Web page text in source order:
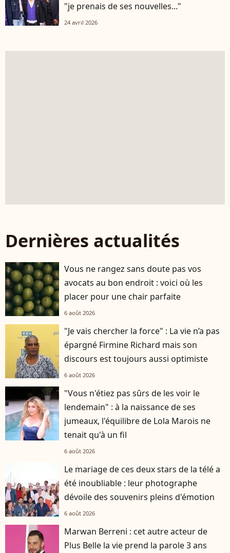
"je prenais de ses nouvelles..."
24 avril 2026
Dernières actualités
Vous ne rangez sans doute pas vos
avocats au bon endroit : voici où les
placer pour une chair parfaite
6 août 2026
"Je vais chercher la force" : La vie n’a pas
épargné Firmine Richard mais son
discours est toujours aussi optimiste
6 août 2026
"Vous n'étiez pas sûrs de les voir le
lendemain" : à la naissance de ses
jumeaux, l'équilibre de Lola Marois ne
tenait qu'à un fil
6 août 2026
Le mariage de ces deux stars de la télé a
été inoubliable : leur photographe
dévoile des souvenirs pleins d'émotion
6 août 2026
Marwan Berreni : cet autre acteur de
Plus Belle la vie prend la parole 3 ans